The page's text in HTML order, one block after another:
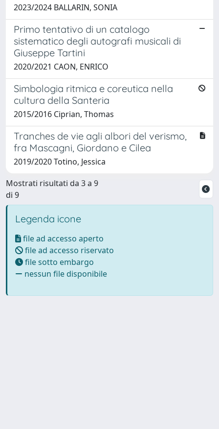
2023/2024 BALLARIN, SONIA
Primo tentativo di un catalogo
sistematico degli autografi musicali di
Giuseppe Tartini
2020/2021 CAON, ENRICO
Simbologia ritmica e coreutica nella
cultura della Santeria
2015/2016 Ciprian, Thomas
Tranches de vie agli albori del verismo,
fra Mascagni, Giordano e Cilea
2019/2020 Totino, Jessica
Mostrati risultati da 3 a 9
di 9
Legenda icone
file ad accesso aperto
file ad accesso riservato
file sotto embargo
nessun file disponibile